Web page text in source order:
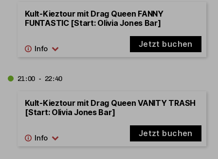
Kult-Kieztour mit Drag Queen FANNY
FUNTASTIC [Start: Olivia Jones Bar]
Jetzt buchen
21:00 - 22:40
Kult-Kieztour mit Drag Queen VANITY TRASH
[Start: Olivia Jones Bar]
Jetzt buchen